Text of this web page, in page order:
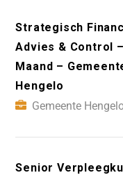
Strategisch
Advies & Control
Maand –
Hengelo
Gemeente
Senior